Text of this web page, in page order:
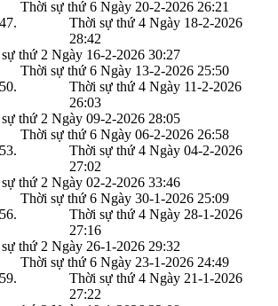
Thời sự thứ 6 Ngày 20-2-2026 26:21
Thời sự thứ 4 Ngày 18-2-2026
28:42
thứ 2 Ngày 16-2-2026 30:27
Thời sự thứ 6 Ngày 13-2-2026 25:50
Thời sự thứ 4 Ngày 11-2-2026
26:03
thứ 2 Ngày 09-2-2026 28:05
Thời sự thứ 6 Ngày 06-2-2026 26:58
Thời sự thứ 4 Ngày 04-2-2026
27:02
thứ 2 Ngày 02-2-2026 33:46
Thời sự thứ 6 Ngày 30-1-2026 25:09
Thời sự thứ 4 Ngày 28-1-2026
27:16
thứ 2 Ngày 26-1-2026 29:32
Thời sự thứ 6 Ngày 23-1-2026 24:49
Thời sự thứ 4 Ngày 21-1-2026
27:22